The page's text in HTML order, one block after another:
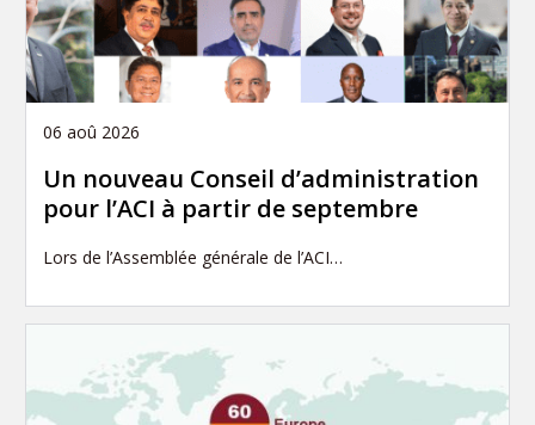
06 aoû 2026
Un nouveau Conseil d’administration
pour l’ACI à partir de septembre
Lors de l’Assemblée générale de l’ACI…